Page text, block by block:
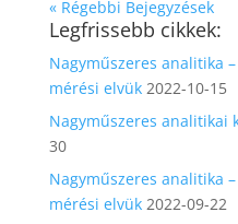
« Régebbi Bejegyzések
Legfrissebb cikkek:
Nagyműszeres analitika
mérési elvük 2022-10-15
Nagyműszeres analitikai
30
Nagyműszeres analitika
mérési elvük 2022-09-22